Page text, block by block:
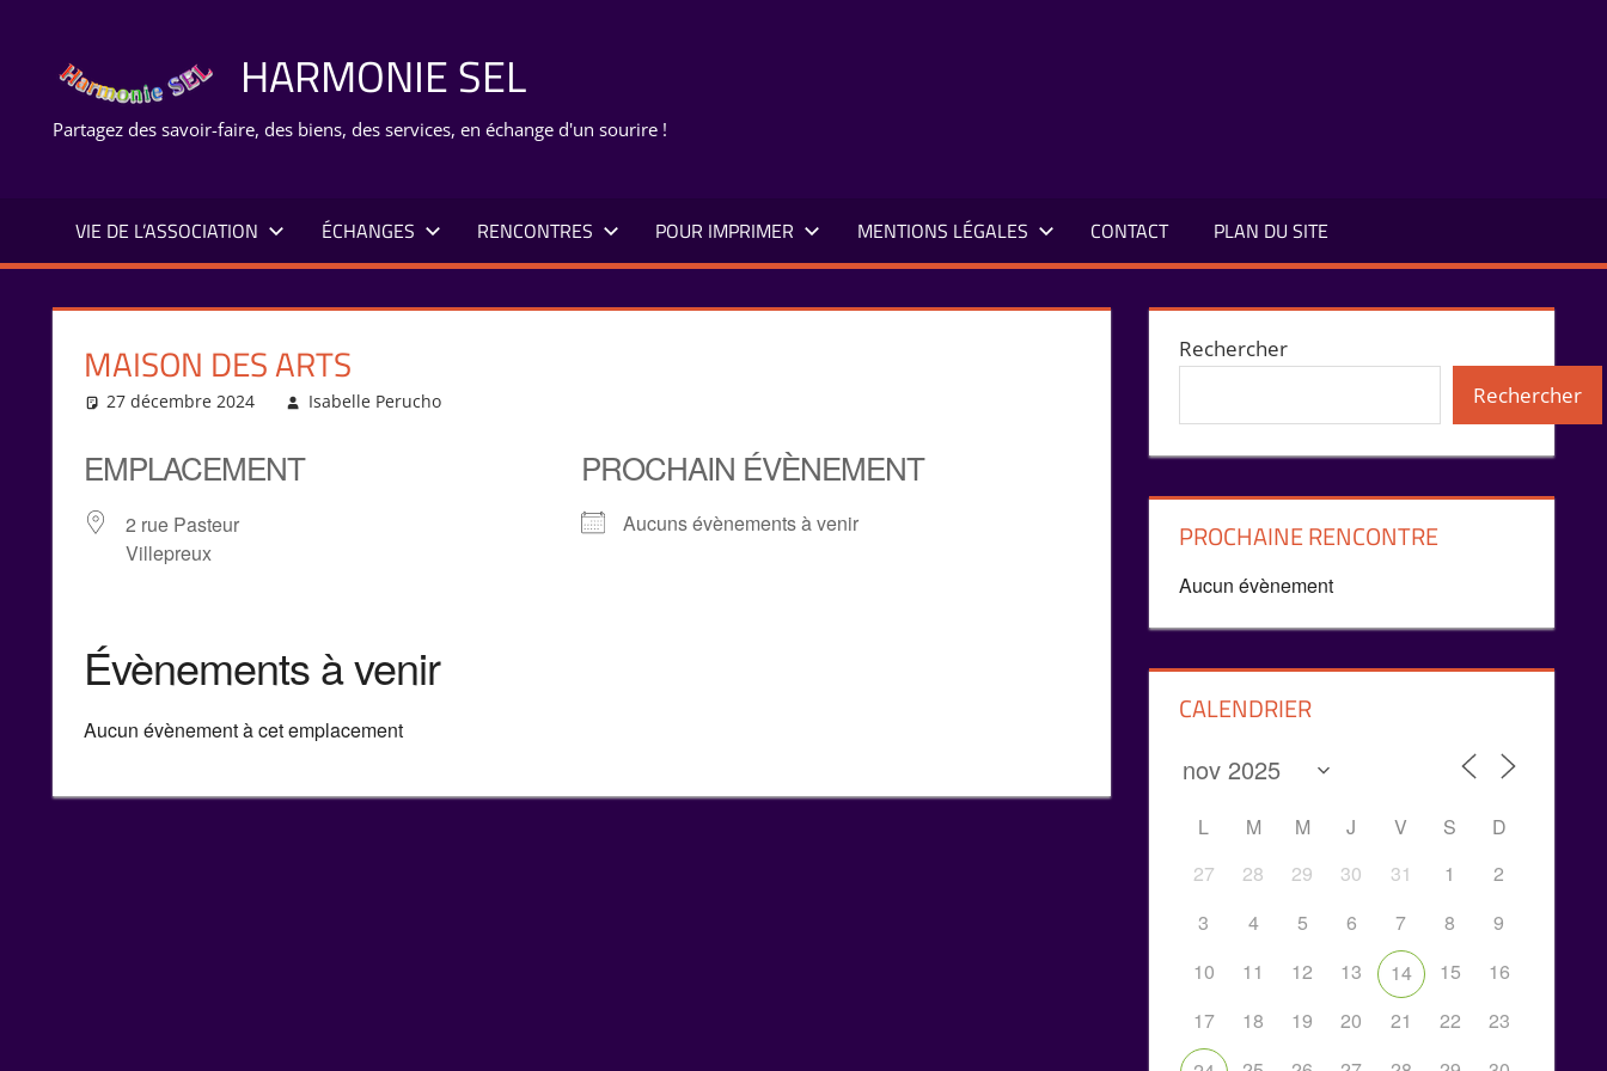
contenu
HARMONIE SEL
Partagez des savoir-faire, des biens, des services, en échange d'un sourire !
VIE DE L’ASSOCIATION ÉCHANGES RENCONTRES POUR IMPRIMER MENTIONS LÉGALES CONTACT PLAN DU SITE
MAISON DES ARTS
27 décembre 2024 Isabelle Perucho
EMPLACEMENT
2 rue Pasteur
Villepreux
PROCHAIN ÉVÈNEMENT
Aucuns évènements à venir
Évènements à venir
Aucun évènement à cet emplacement
Rechercher
Rechercher
PROCHAINE RENCONTRE
Aucun évènement
CALENDRIER
L M M J V S
D
27
28 29 30 31 1
2
3
4 5 6 7 8
9
10
11 12 13 14 15
16
17
18 19 20 21 22
23